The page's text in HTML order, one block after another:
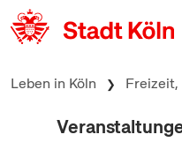
zum Inhalt springen
Leben in Köln Freizeit,